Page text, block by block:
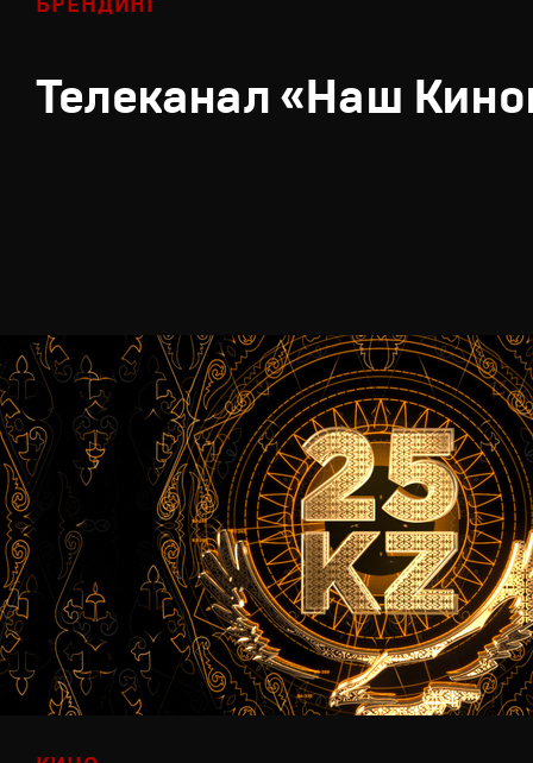
Телеканал «Наш